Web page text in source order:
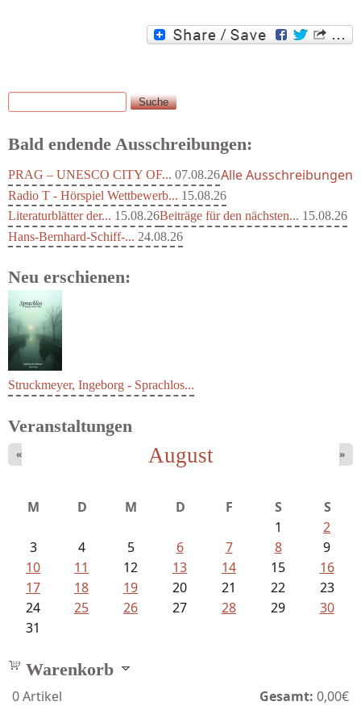
Suchformular
Suche
Bald endende Ausschreibungen:
PRAG – UNESCO CITY OF... 07.08.26
Radio T - Hörspiel Wettbewerb... 15.08.26
Literaturblätter der... 15.08.26Beiträge für den nächsten... 15.08.26
Hans-Bernhard-Schiff-... 24.08.26
Alle Ausschreibungen
Neu erschienen:
Struckmeyer, Ingeborg - Sprachlos...
Veranstaltungen
August
« »
M D M D F S
S
1
2
3
4 5 6 7 8
9
10
11 12 13 14 15
16
17
18 19 20 21 22
23
24
25 26 27 28 29
30
31
Warenkorb
0Artikel Gesamt: 0,00€